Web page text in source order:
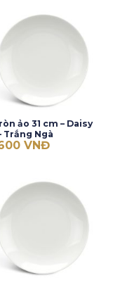
ảo 31 cm – Daisy
Trắng Ngà
VNĐ